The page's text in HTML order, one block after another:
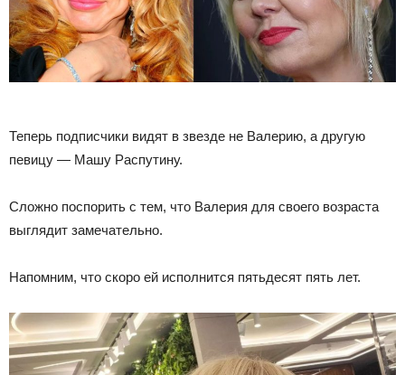
Теперь подписчики видят в звезде не Валерию, а другую
певицу — Машу Распутину.
Сложно поспорить с тем, что Валерия для своего возраста
выглядит замечательно.
Напомним, что скоро ей исполнится пятьдесят пять лет.